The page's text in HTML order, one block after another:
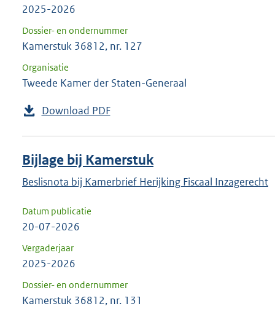
2025-2026
Dossier- en ondernummer
Kamerstuk 36812, nr. 127
Organisatie
Tweede Kamer der Staten-Generaal
Download PDF
Bijlage bij Kamerstuk
Beslisnota bij Kamerbrief Herijking Fiscaal Inzagerecht
Datum publicatie
20-07-2026
Vergaderjaar
2025-2026
Dossier- en ondernummer
Kamerstuk 36812, nr. 131